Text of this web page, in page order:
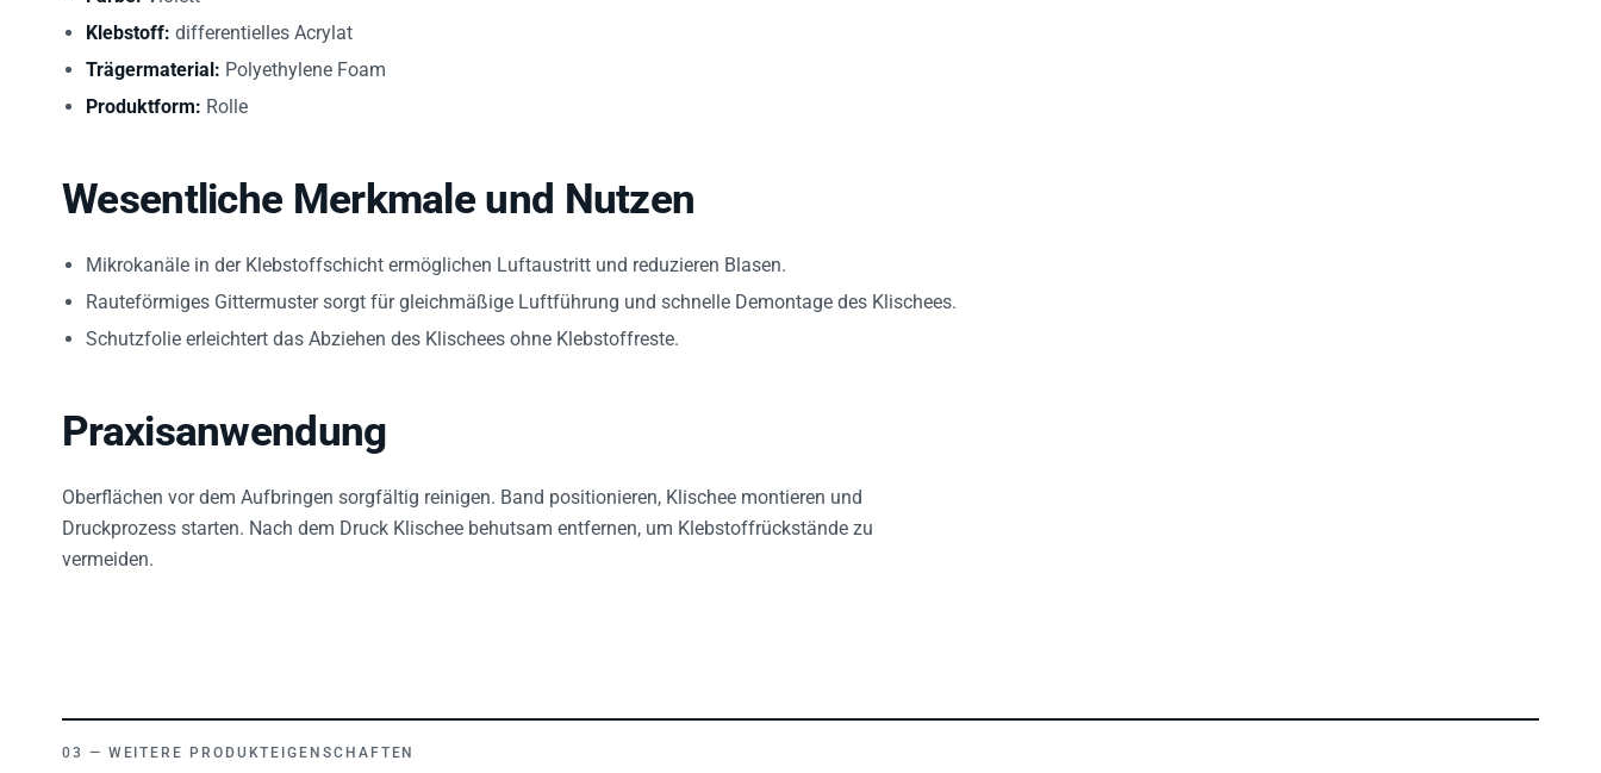
Klebstoff: differentielles Acrylat
Trägermaterial: Polyethylene Foam
Produktform: Rolle
Wesentliche Merkmale und Nutzen
Mikrokanäle in der Klebstoffschicht ermöglichen Luftaustritt und reduzieren Blasen.
Rauteförmiges Gittermuster sorgt für gleichmäßige Luftführung und schnelle Demontage des Klischees.
Schutzfolie erleichtert das Abziehen des Klischees ohne Klebstoffreste.
Praxisanwendung
Oberflächen vor dem Aufbringen sorgfältig reinigen. Band positionieren, Klischee montieren und
Druckprozess starten. Nach dem Druck Klischee behutsam entfernen, um Klebstoffrückstände zu
vermeiden.
WEITERE PRODUKTEIGENSCHAFTEN